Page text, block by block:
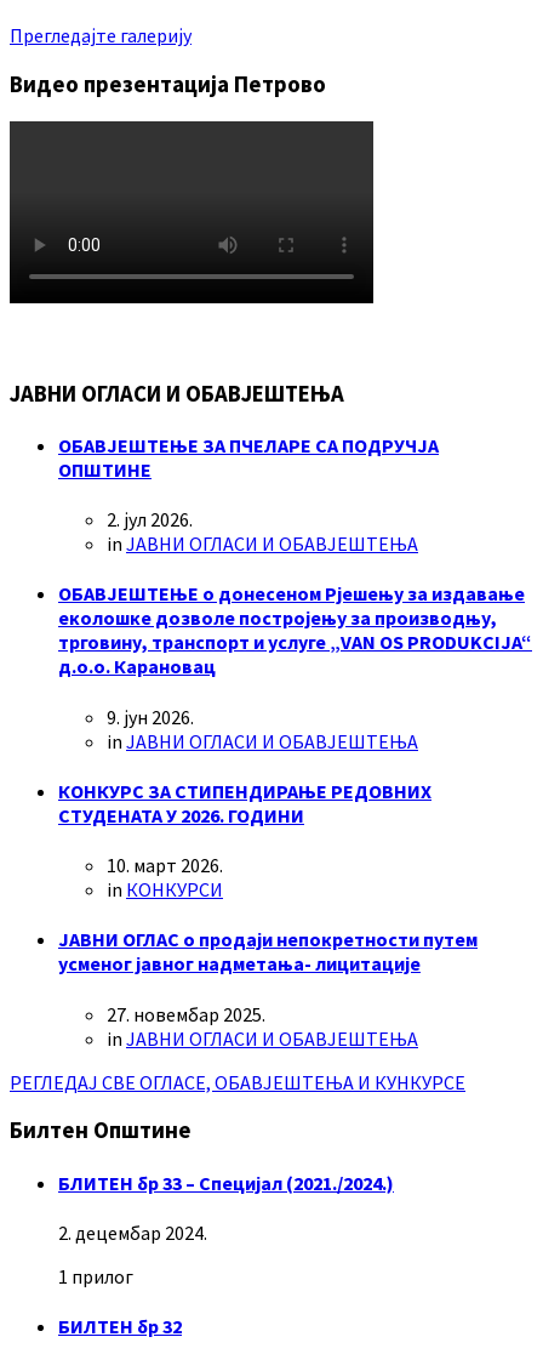
Прегледајте галерију
Видео презентација Петрово
ЈАВНИ ОГЛАСИ И ОБАВЈЕШТЕЊА
ОБАВЈЕШТЕЊЕ ЗА ПЧЕЛАРЕ СА ПОДРУЧЈА
ОПШТИНЕ
2. јул 2026.
in ЈАВНИ ОГЛАСИ И ОБАВЈЕШТЕЊА
ОБАВЈЕШТЕЊЕ о донесеном Рјешењу за издавање
еколошке дозволе постројењу за производњу,
трговину, транспорт и услуге „VAN OS PRODUKCIJA“
д.о.о. Карановац
9. јун 2026.
in ЈАВНИ ОГЛАСИ И ОБАВЈЕШТЕЊА
КОНКУРС ЗА СТИПЕНДИРАЊЕ РЕДОВНИХ
СТУДЕНАТА У 2026. ГОДИНИ
10. март 2026.
in КОНКУРСИ
ЈАВНИ ОГЛАС о продаји непокретности путем
усменог јавног надметања- лицитације
27. новембар 2025.
in ЈАВНИ ОГЛАСИ И ОБАВЈЕШТЕЊА
РЕГЛЕДАЈ СВЕ ОГЛАСЕ, ОБАВЈЕШТЕЊА И КУНКУРСЕ
Билтен Општине
БЛИТЕН бр 33 – Специјал (2021./2024.)
2. децембар 2024.
1 прилог
БИЛТЕН бр 32